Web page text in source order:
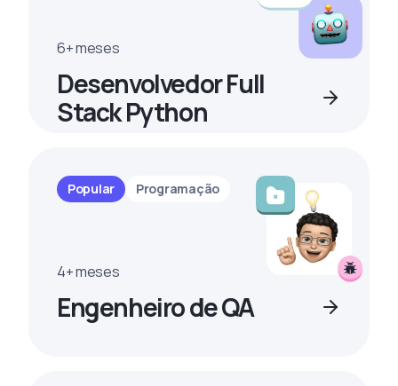
6+ meses
Desenvolvedor Full
Stack Python
Popular Programação
4+ meses
Engenheiro de QA